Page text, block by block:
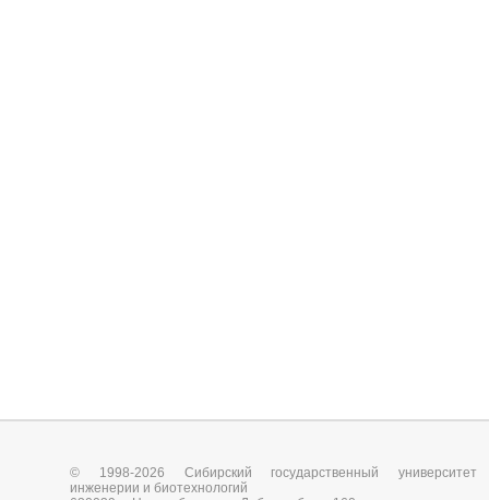
© 1998-2026 Сибирский государственный университет
инженерии и биотехнологий